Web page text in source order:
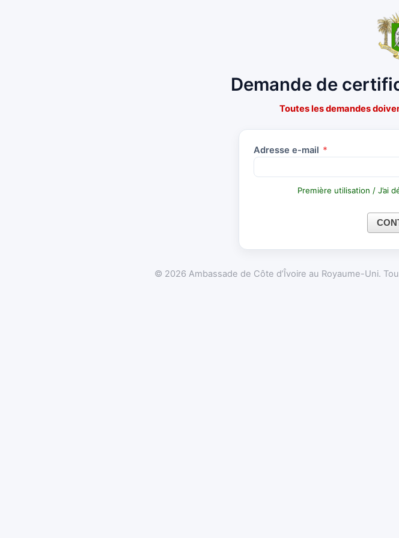
Demande de
Toutes les demandes
Adresse e-mail *
Première utilisation / J’ai
© 2026 Ambassade de Côte d’Îvoire au Royaume-Uni.